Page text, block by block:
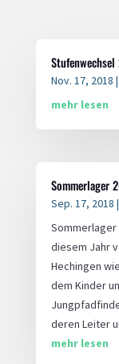
Stufenwechsel
Nov. 17, 2018 |
mehr lesen
Sommerlager
Sep. 17, 2018 |
Sommerlager
diesem Jahr
Hechingen
dem Kinder
deren Leiter
mehr lesen